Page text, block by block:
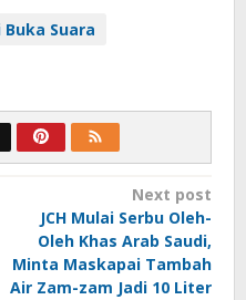
Suara
Next post
JCH Mulai Serbu Oleh-
Oleh Khas Arab Saudi,
Minta Maskapai Tambah
Air Zam-zam Jadi 10 Liter